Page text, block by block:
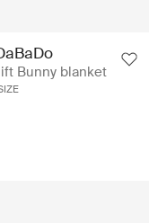
Bunny blanket